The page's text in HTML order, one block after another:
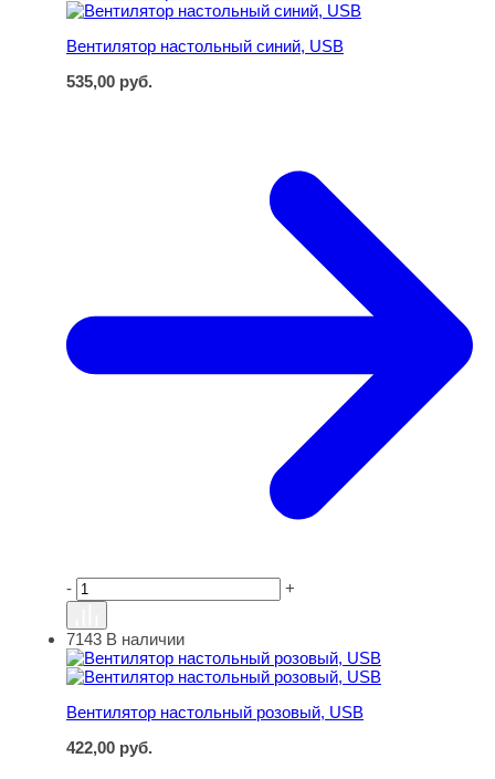
Вентилятор настольный синий, USB
535,00 руб.
- +
Вентилятор настольный розовый, USB
7143 В наличии
Вентилятор настольный розовый, USB
422,00 руб.